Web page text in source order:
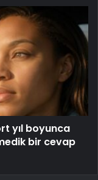
yıl boyunca
bir cevap